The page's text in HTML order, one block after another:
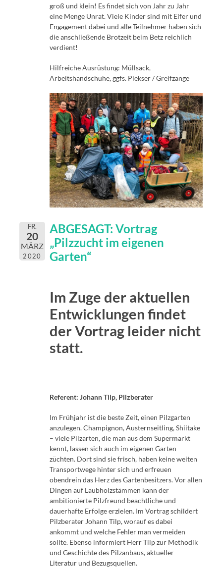
groß und klein! Es findet sich von Jahr zu Jahr
eine Menge Unrat. Viele Kinder sind mit Eifer und
Engagement dabei und alle Teilnehmer haben sich
die anschließende Brotzeit beim Betz reichlich
verdient!
Hilfreiche Ausrüstung: Müllsack,
Arbeitshandschuhe, ggfs. Piekser / Greifzange
FR.
20
MÄRZ
2020
ABGESAGT: Vortrag
„Pilzzucht im eigenen
Garten“
Im Zuge der aktuellen
Entwicklungen findet
der Vortrag leider nicht
statt.
Referent: Johann Tilp, Pilzberater
Im Frühjahr ist die beste Zeit, einen Pilzgarten
anzulegen. Champignon, Austernseitling, Shiitake
– viele Pilzarten, die man aus dem Supermarkt
kennt, lassen sich auch im eigenen Garten
züchten. Dort sind sie frisch, haben keine weiten
Transportwege hinter sich und erfreuen
obendrein das Herz des Gartenbesitzers. Vor allen
Dingen auf Laubholzstämmen kann der
ambitionierte Pilzfreund beachtliche und
dauerhafte Erfolge erzielen. Im Vortrag schildert
Pilzberater Johann Tilp, worauf es dabei
ankommt und welche Fehler man vermeiden
sollte. Ebenso informiert Herr Tilp zur Methodik
und Geschichte des Pilzanbaus, aktueller
Literatur und Bezugsquellen.